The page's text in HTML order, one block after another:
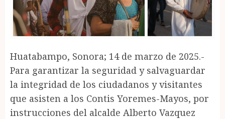
Huatabampo, Sonora; 14 de marzo de 2025.-
Para garantizar la seguridad y salvaguardar
la integridad de los ciudadanos y visitantes
que asisten a los Contis Yoremes-Mayos, por
instrucciones del alcalde Alberto Vazquez